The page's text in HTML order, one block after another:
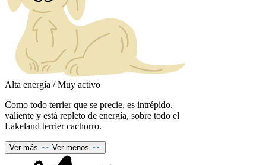
Alta energía / Muy activo
Como todo terrier que se precie, es intrépido,
valiente y está repleto de energía, sobre todo el
Lakeland terrier cachorro.
Ver más Ver menos